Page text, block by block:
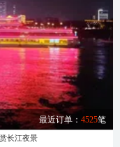
最近订单： 4525笔
长江夜景